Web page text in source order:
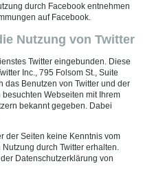
durch Facebook entnehmen
auf Facebook.
Nutzung von Twitter
Twitter eingebunden. Diese
Inc., 795 Folsom St., Suite
das Benutzen von Twitter und der
besuchten Webseiten mit Ihrem
bekannt gegeben. Dabei
der Seiten keine Kenntnis vom
durch Twitter erhalten.
Datenschutzerklärung von